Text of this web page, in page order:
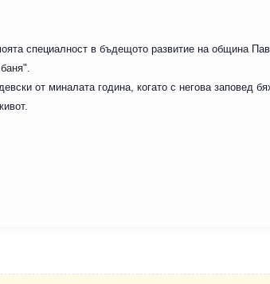
специалност в бъдещото развитие на община
от миналата година, когато с негова заповед